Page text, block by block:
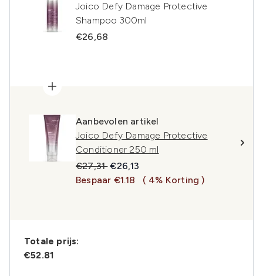
Joico Defy Damage Protective
Shampoo 300ml
€26,68
Aanbevolen artikel
Joico Defy Damage Protective
Conditioner 250 ml
Recommended Retail Price:
€27,31Huidige prijs:
€26,13
Bespaar €1.18
( 4% Korting )
Totale prijs:
€52.81